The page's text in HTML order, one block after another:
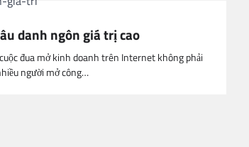
danh ngôn giá trị cao
đua mở kinh doanh trên Internet không phải
người mở công…